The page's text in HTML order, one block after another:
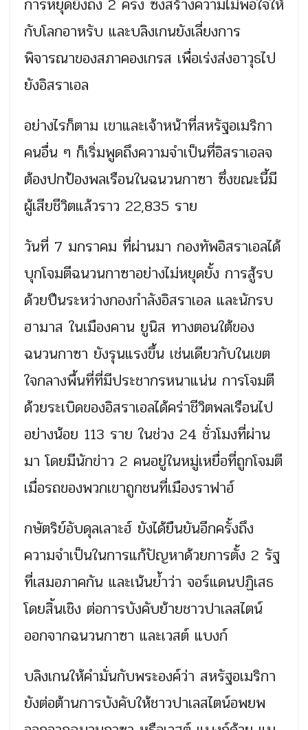
กับโลกอาหรับ และบลิงเกนยังเลี่ยงการ
พิจารณาของสภาคองเกรส เพื่อเร่งส่งอาวุธไป
ยังอิสราเอล
อย่างไรก็ตาม เขาและเจ้าหน้าที่สหรัฐอเมริกา
คนอื่น ๆ ก็เริ่มพูดถึงความจำเป็นที่อิสราเอลจ
ต้องปกป้องพลเรือนในฉนวนกาซา ซึ่งขณะนี้มี
ผู้เสียชีวิตแล้วราว 22,835 ราย
วันที่ 7 มกราคม ที่ผ่านมา กองทัพอิสราเอลได้
บุกโจมตีฉนวนกาซาอย่างไม่หยุดยั้ง การสู้รบ
ด้วยปืนระหว่างกองกำลังอิสราเอล และนักรบ
ฮามาส ในเมืองคาน ยูนิส ทางตอนใต้ของ
ฉนวนกาซา ยังรุนแรงขึ้น เช่นเดียวกับในเขต
ใจกลางพื้นที่ที่มีประชากรหนาแน่น การโจมตี
ด้วยระเบิดของอิสราเอลได้คร่าชีวิตพลเรือนไป
อย่างน้อย 113 ราย ในช่วง 24 ชั่วโมงที่ผ่าน
มา โดยมีนักข่าว 2 คนอยู่ในหมู่เหยื่อที่ถูกโจมตี
เมื่อรถของพวกเขาถูกชนที่เมืองราฟาฮ์
กษัตริย์อับดุลเลาะฮ์ ยังได้ยืนยันอีกครั้งถึง
ความจำเป็นในการแก้ปัญหาด้วยการตั้ง 2 รัฐ
ที่เสมอภาคกัน และเน้นย้ำว่า จอร์แดนปฏิเสธ
โดยสิ้นเชิง ต่อการบังคับย้ายชาวปาเลสไตน์
ออกจากฉนวนกาซา และเวสต์ แบงก์
บลิงเกนให้คำมั่นกับพระองค์ว่า สหรัฐอเมริกา
ยังต่อต้านการบังคับให้ชาวปาเลสไตน์อพยพ